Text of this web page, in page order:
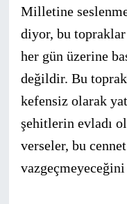
Milletine
diyor, bu
her gün üzerine
değildir. Bu
kefensiz ola­rak
şehitlerin evladı
verseler, bu